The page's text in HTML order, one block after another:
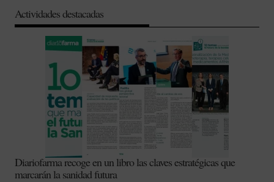
Actividades destacadas
Diariofarma recoge en un libro las claves estratégicas que
marcarán la sanidad futura